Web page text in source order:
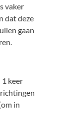
vaker
dat deze
gaan
1 keer
in